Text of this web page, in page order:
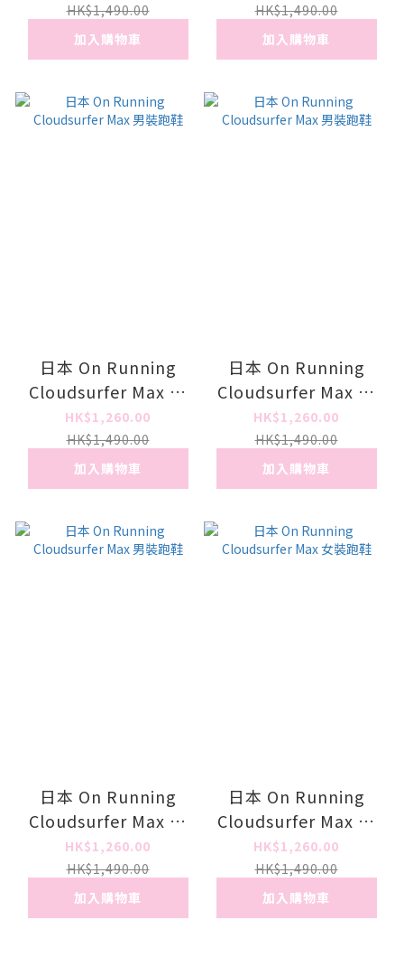
HK$1,490.00
加入購物車
HK$1,490.00
加入購物車
日本 On Running
Cloudsurfer Max 男
裝跑鞋
HK$1,260.00
HK$1,490.00
加入購物車
日本 On Running
Cloudsurfer Max 男
裝跑鞋
HK$1,260.00
HK$1,490.00
加入購物車
日本 On Running
Cloudsurfer Max 男
裝跑鞋
HK$1,260.00
HK$1,490.00
加入購物車
日本 On Running
Cloudsurfer Max 女
裝跑鞋
HK$1,260.00
HK$1,490.00
加入購物車